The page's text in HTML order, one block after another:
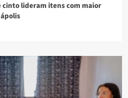
cinto lideram itens com maior